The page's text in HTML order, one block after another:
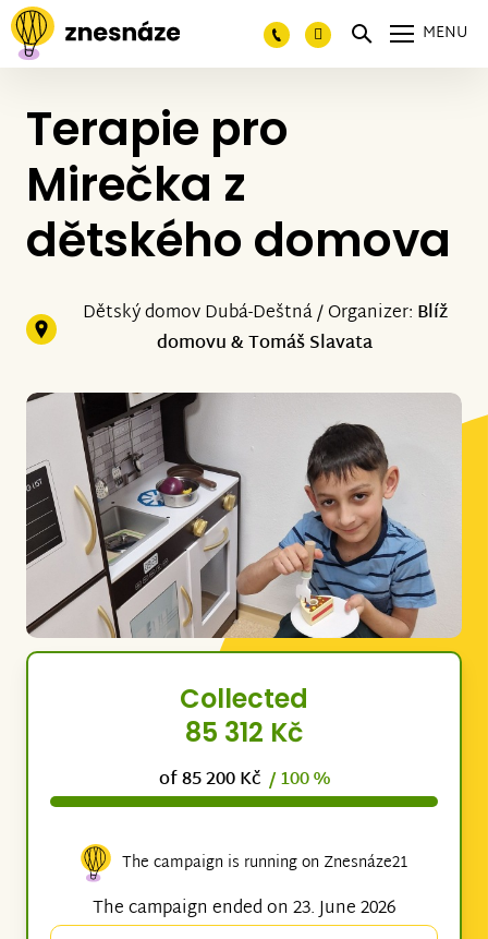
MENU
Terapie pro
Mirečka z
dětského domova
Dětský domov Dubá-Deštná / Organizer: Blíž
domovu & Tomáš Slavata
Collected
85 312 Kč
of 85 200 Kč / 100 %
The campaign is running on Znesnáze21
The campaign ended on 23. June 2026